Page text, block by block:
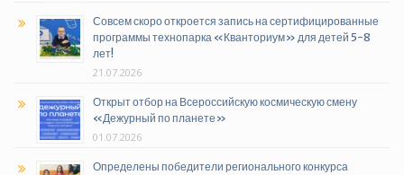
Совсем скоро откроется запись на сертифицированные
программы технопарка «Кванториум» для детей 5-8
лет!
21.07.2026
Открыт отбор на Всероссийскую космическую смену
«Дежурный по планете»
01.07.2026
Определены победители регионального конкурса